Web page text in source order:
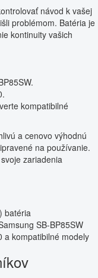
návod k vašej
problémom. Batéria je
kontinuity vašich
kompatibilné
a cenovo výhodnú
na používanie.
zariadenia
batéria
SB-BP85SW
a kompatibilné modely